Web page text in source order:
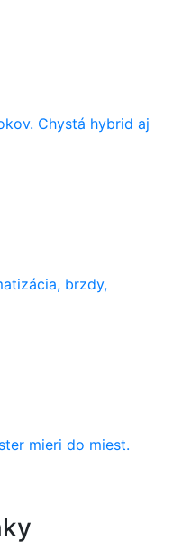
Chystá hybrid aj
brzdy,
mieri do miest.